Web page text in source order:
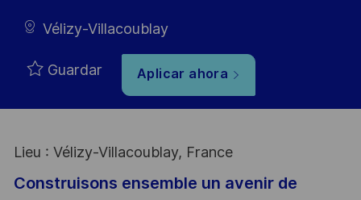
Vélizy-Villacoublay
Guardar Aplicar ahora
Lieu : Vélizy-Villacoublay, France
Construisons ensemble un avenir de